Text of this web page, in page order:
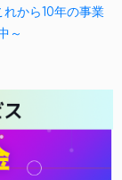
から10年の事業
～